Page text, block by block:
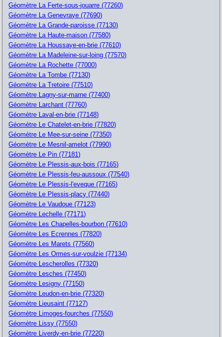
Géomètre La Ferte-sous-jouarre (77260)
Géomètre La Genevraye (77690)
Géomètre La Grande-paroisse (77130)
Géomètre La Haute-maison (77580)
Géomètre La Houssaye-en-brie (77610)
Géomètre La Madeleine-sur-loing (77570)
Géomètre La Rochette (77000)
Géomètre La Tombe (77130)
Géomètre La Tretoire (77510)
Géomètre Lagny-sur-marne (77400)
Géomètre Larchant (77760)
Géomètre Laval-en-brie (77148)
Géomètre Le Chatelet-en-brie (77820)
Géomètre Le Mee-sur-seine (77350)
Géomètre Le Mesnil-amelot (77990)
Géomètre Le Pin (77181)
Géomètre Le Plessis-aux-bois (77165)
Géomètre Le Plessis-feu-aussoux (77540)
Géomètre Le Plessis-l'eveque (77165)
Géomètre Le Plessis-placy (77440)
Géomètre Le Vaudoue (77123)
Géomètre Lechelle (77171)
Géomètre Les Chapelles-bourbon (77610)
Géomètre Les Ecrennes (77820)
Géomètre Les Marets (77560)
Géomètre Les Ormes-sur-voulzie (77134)
Géomètre Lescherolles (77320)
Géomètre Lesches (77450)
Géomètre Lesigny (77150)
Géomètre Leudon-en-brie (77320)
Géomètre Lieusaint (77127)
Géomètre Limoges-fourches (77550)
Géomètre Lissy (77550)
Géomètre Liverdy-en-brie (77220)